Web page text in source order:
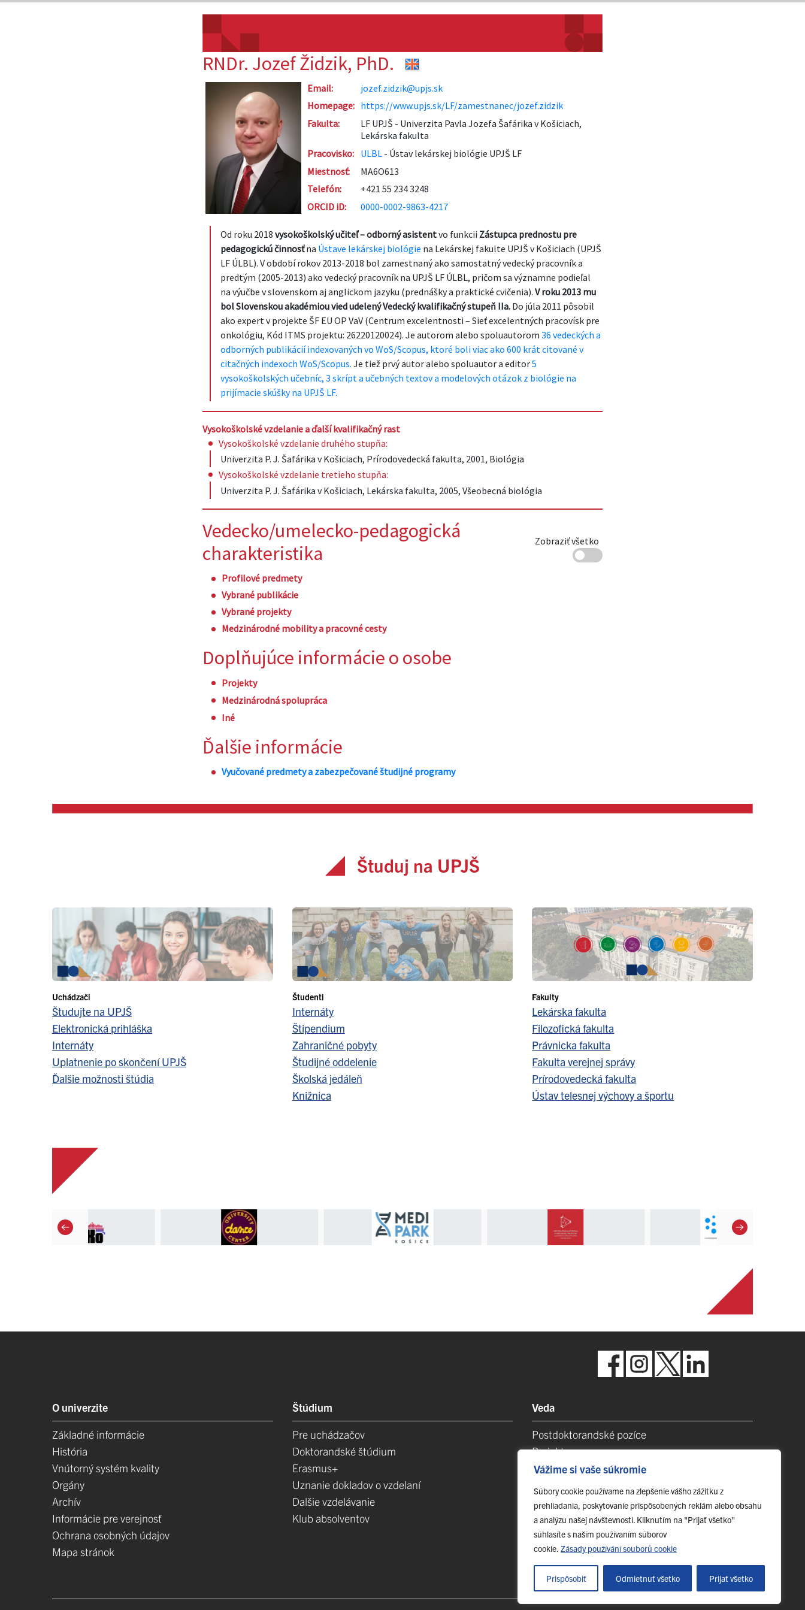
Vážime si vaše súkromie
Súbory cookie používame na zlepšenie vášho zážitku z
prehliadania, poskytovanie prispôsobených reklám alebo obsahu
a analýzu našej návštevnosti. Kliknutím na "Prijať všetko"
súhlasíte s naším používaním súborov
cookie. Zásady používání souborů cookie
Prispôsobiť Odmietnuť všetko Prijať všetko
Študuj na UPJŠ
Uchádzači
Študujte na UPJŠ
Elektronická prihláška
Internáty
Uplatnenie po skončení UPJŠ
Ďalšie možnosti štúdia
Študenti
Internáty
Štipendium
Zahraničné pobyty
Študijné oddelenie
Školská jedáleň
Knižnica
Fakulty
Lekárska fakulta
Filozofická fakulta
Právnicka fakulta
Fakulta verejnej správy
Prírodovedecká fakulta
Ústav telesnej výchovy a športu
O univerzite
Základné informácie
História
Vnútorný systém kvality
Orgány
Archív
Informácie pre verejnosť
Ochrana osobných údajov
Mapa stránok
Štúdium
Pre uchádzačov
Doktorandské štúdium
Erasmus+
Uznanie dokladov o vzdelaní
Dalšie vzdelávanie
Klub absolventov
Veda
Postdoktorandské pozíce
Projekty
Špičkové tímy
Vedecké parky
Evidencia publikačnej činnosti
Habilitačné a vymenúvacie konania